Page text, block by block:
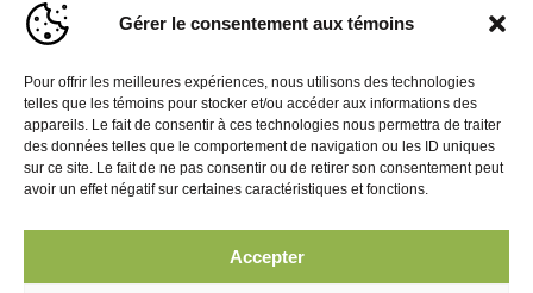
Gérer le consentement aux témoins
Pour offrir les meilleures expériences, nous utilisons des technologies
telles que les témoins pour stocker et/ou accéder aux informations des
appareils. Le fait de consentir à ces technologies nous permettra de traiter
des données telles que le comportement de navigation ou les ID uniques
sur ce site. Le fait de ne pas consentir ou de retirer son consentement peut
avoir un effet négatif sur certaines caractéristiques et fonctions.
Accepter
Gérer le consentement aux témoins